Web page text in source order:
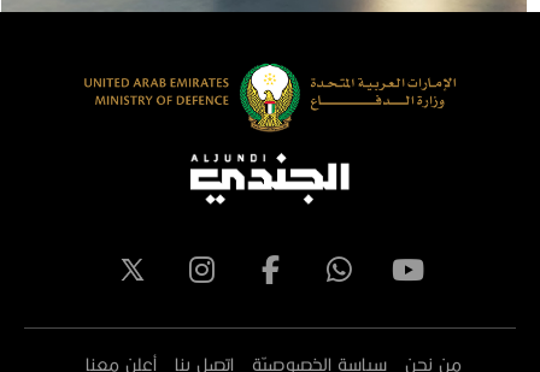
من نحن سياسة الخصوصيّة اتصل بنا أعلن معنا